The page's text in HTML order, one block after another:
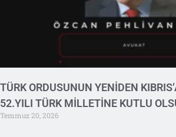
TÜRK ORDUSUNUN YENİDEN
52.YILI TÜRK MİLLETİNE KUTLU
Temmuz 20, 2026